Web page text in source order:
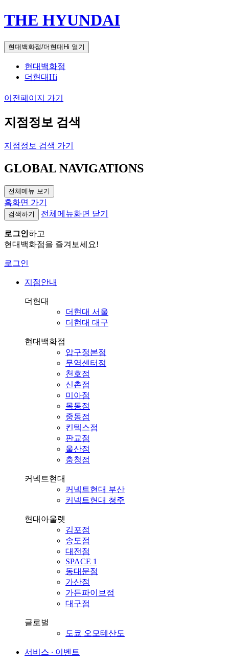
THE HYUNDAI
현대백화점/더현대Hi 열기
현대백화점
더현대Hi
이전페이지 가기
지점정보 검색
지점정보 검색 가기
GLOBAL NAVIGATIONS
전체메뉴 보기
홈화면 가기
검색하기 전체메뉴화면 닫기
로그인하고
현대백화점을 즐겨보세요!
로그인
지점안내
더현대
더현대 서울
더현대 대구
현대백화점
압구정본점
무역센터점
천호점
신촌점
미아점
목동점
중동점
킨텍스점
판교점
울산점
충청점
커넥트현대
커넥트현대 부산
커넥트현대 청주
현대아울렛
김포점
송도점
대전점
SPACE 1
동대문점
가산점
가든파이브점
대구점
글로벌
도쿄 오모테산도
서비스 ∙ 이벤트